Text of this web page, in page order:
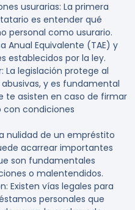
usurarias: La primera
es entender qué
personal como usurario.
Anual Equivalente (TAE) y
establecidos por la ley.
: La legislación protege al
y es fundamental
te asisten en caso de firmar
condiciones
nulidad de un empréstito
acarrear importantes
son fundamentales
o malentendidos.
: Existen vías legales para
personales que